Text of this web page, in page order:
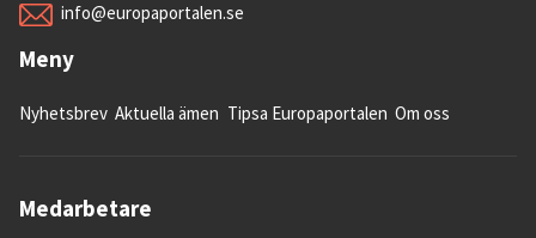
info@europaportalen.se
Meny
Nyhetsbrev Aktuella ämen Tipsa Europaportalen Om oss
Medarbetare